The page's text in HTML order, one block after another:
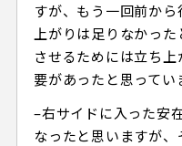
すが、もう一回前か
上がりは足りなかっ
させるためには立ち
要があったと思ってい
–右サイドに入った安
なったと思いますが